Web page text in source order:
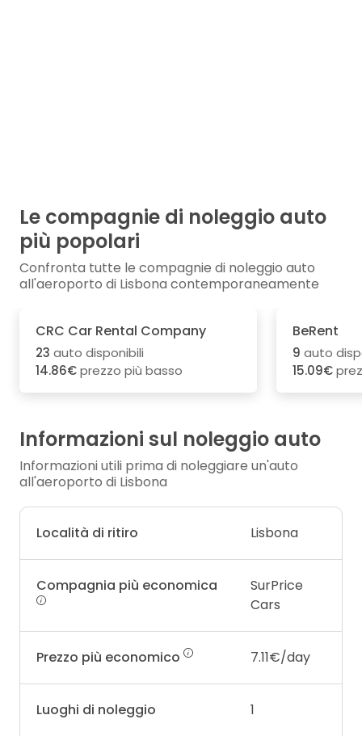
Le compagnie di noleggio auto
più popolari
Confronta tutte le compagnie di noleggio auto
all'aeroporto di Lisbona contemporaneamente
CRC Car Rental Company
23 auto disponibili
14.86€prezzo più basso
BeRent
9 auto
15.09€
Informazioni sul noleggio auto
Informazioni utili prima di noleggiare un'auto
all'aeroporto di Lisbona
Località di ritiro Lisbona
Compagnia più economica
SurPrice
Cars
Prezzo più economico 7.11€/day
Luoghi di noleggio 1